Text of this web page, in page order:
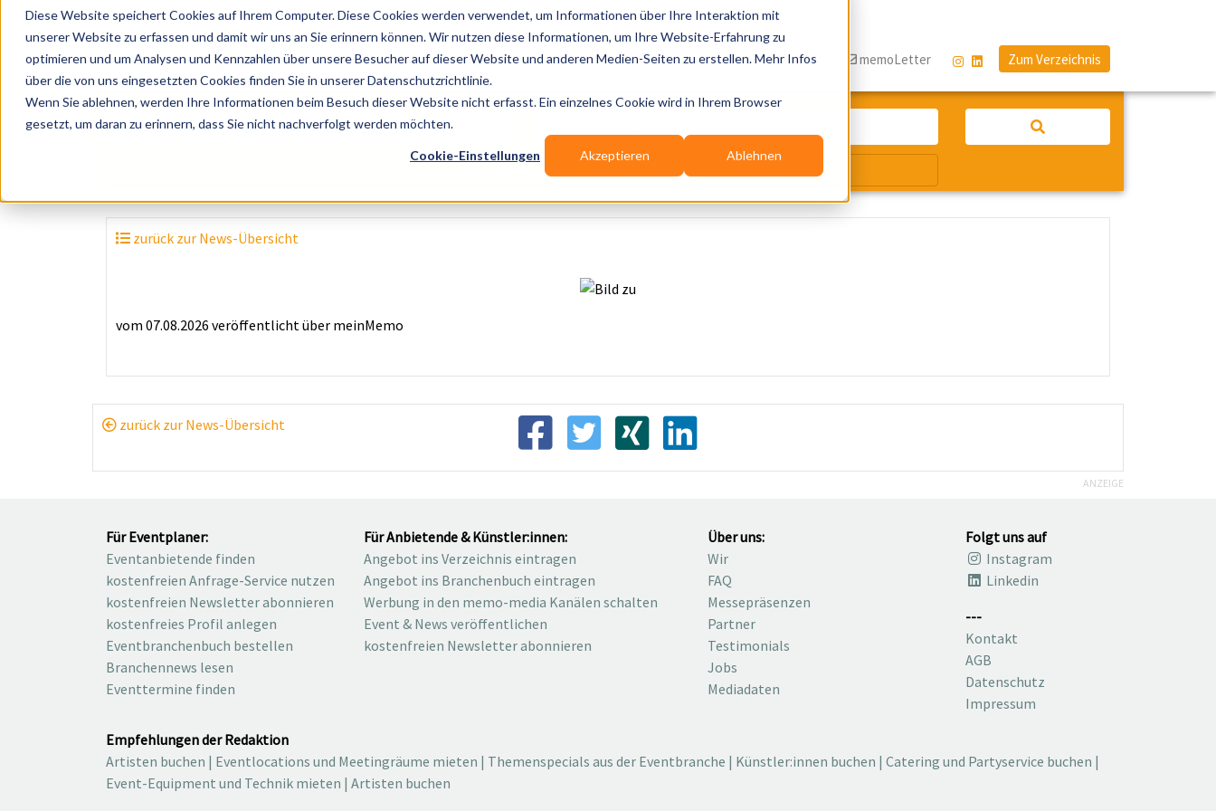
Diese Website speichert Cookies auf Ihrem Computer. Diese Cookies werden verwendet, um Informationen über Ihre Interaktion mit
unserer Website zu erfassen und damit wir uns an Sie erinnern können. Wir nutzen diese Informationen, um Ihre Website-Erfahrung zu
optimieren und um Analysen und Kennzahlen über unsere Besucher auf dieser Website und anderen Medien-Seiten zu erstellen. Mehr Infos
über die von uns eingesetzten Cookies finden Sie in unserer Datenschutzrichtlinie.
Wenn Sie ablehnen, werden Ihre Informationen beim Besuch dieser Website nicht erfasst. Ein einzelnes Cookie wird in Ihrem Browser
gesetzt, um daran zu erinnern, dass Sie nicht nachverfolgt werden möchten.
Cookie-Einstellungen Akzeptieren Ablehnen
zurück zur News-Übersicht
vom 07.08.2026 veröffentlicht über meinMemo
zurück zur News-Übersicht
Publikationen Branchen-Infos Services Blog memoLetter Zum Verzeichnis
Künstler, Zelte, Bands, Catering, ...
Wir suchen für Dich
ANZEIGE
Für Eventplaner:
Eventanbietende finden
kostenfreien Anfrage-Service nutzen
kostenfreien Newsletter abonnieren
kostenfreies Profil anlegen
Eventbranchenbuch bestellen
Branchennews lesen
Eventtermine finden
Für Anbietende & Künstler:innen:
Angebot ins Verzeichnis eintragen
Angebot ins Branchenbuch eintragen
Werbung in den memo-media Kanälen schalten
Event & News veröffentlichen
kostenfreien Newsletter abonnieren
Über uns:
Wir
FAQ
Messepräsenzen
Partner
Testimonials
Jobs
Mediadaten
Folgt uns auf
Instagram
Linkedin
---
Kontakt
AGB
Datenschutz
Impressum
Empfehlungen der Redaktion
Artisten buchen | Eventlocations und Meetingräume mieten | Themenspecials aus der Eventbranche | Künstler:innen buchen | Catering und Partyservice buchen |
Event-Equipment und Technik mieten | Artisten buchen